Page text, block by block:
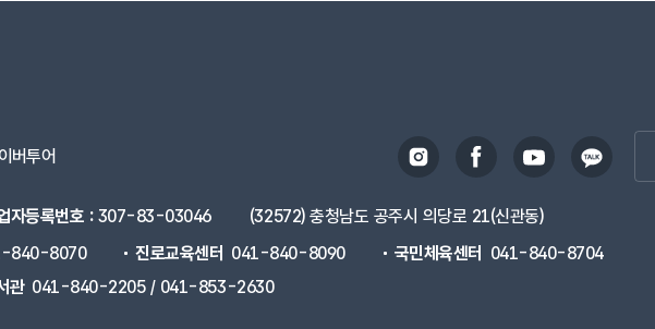
버투어
자등록번호 :307-83-03046
(32572) 충청남도 공주시 의당로 21(신관동)
840-8070 진로교육센터 041-840-8090 국민체육센터
041-840-8704
관 041-840-2205 / 041-853-2630